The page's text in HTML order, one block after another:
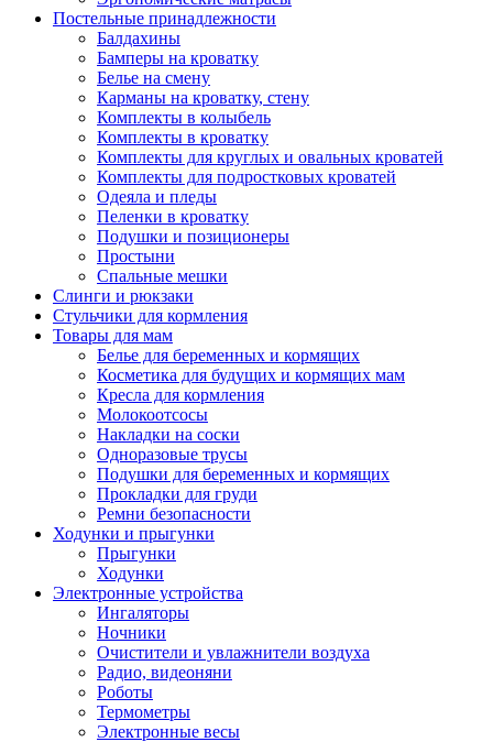
Постельные принадлежности
Балдахины
Бамперы на кроватку
Белье на смену
Карманы на кроватку, стену
Комплекты в колыбель
Комплекты в кроватку
Комплекты для круглых и овальных кроватей
Комплекты для подростковых кроватей
Одеяла и пледы
Пеленки в кроватку
Подушки и позиционеры
Простыни
Спальные мешки
Слинги и рюкзаки
Стульчики для кормления
Товары для мам
Белье для беременных и кормящих
Косметика для будущих и кормящих мам
Кресла для кормления
Молокоотсосы
Накладки на соски
Одноразовые трусы
Подушки для беременных и кормящих
Прокладки для груди
Ремни безопасности
Ходунки и прыгунки
Прыгунки
Ходунки
Электронные устройства
Ингаляторы
Ночники
Очистители и увлажнители воздуха
Радио, видеоняни
Роботы
Термометры
Электронные весы